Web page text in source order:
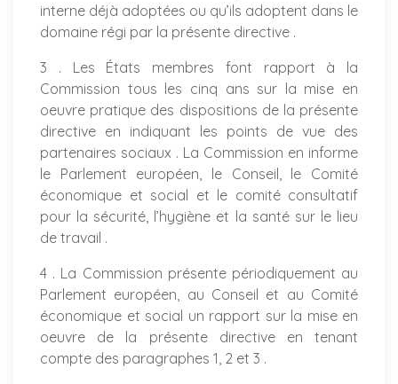
interne déjà adoptées ou qu’ils adoptent dans le
domaine régi par la présente directive .
3 . Les États membres font rapport à la
Commission tous les cinq ans sur la mise en
oeuvre pratique des dispositions de la présente
directive en indiquant les points de vue des
partenaires sociaux . La Commission en informe
le Parlement européen, le Conseil, le Comité
économique et social et le comité consultatif
pour la sécurité, l’hygiène et la santé sur le lieu
de travail .
4 . La Commission présente périodiquement au
Parlement européen, au Conseil et au Comité
économique et social un rapport sur la mise en
oeuvre de la présente directive en tenant
compte des paragraphes 1, 2 et 3 .